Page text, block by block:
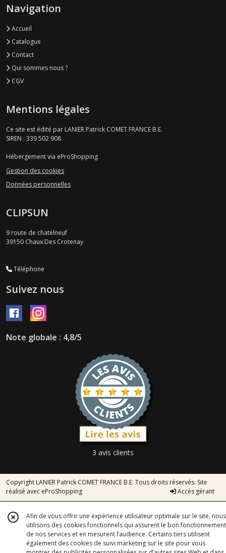
Navigation
Accueil
Catalogue
Contact
Qui sommes nous ?
CGV
Mentions légales
Ce site est édité par LANIER Patrick COMET FRANCE B.E.
SIREN : 339 502 908
Hébergement via eProShopping
Gestion des cookies
Données personnelles
CLIPSUN
9 route de chatelneuf
39150 Chaux Des Crotenay
Téléphone
Suivez nous
Note globale : 4,8/5
3 avis clients
Copyright LANIER Patrick COMET FRANCE B.E. Tous droits réservés. Site
réalisé avec eProShopping Accès gérant
Afin de vous offrir une expérience utilisateur optimale sur le site, nous
utilisons des cookies fonctionnels qui assurent le bon fonctionnement
de nos services et en mesurent l’audience. Certains tiers utilisent
également des cookies de suivi marketing sur le site pour vous